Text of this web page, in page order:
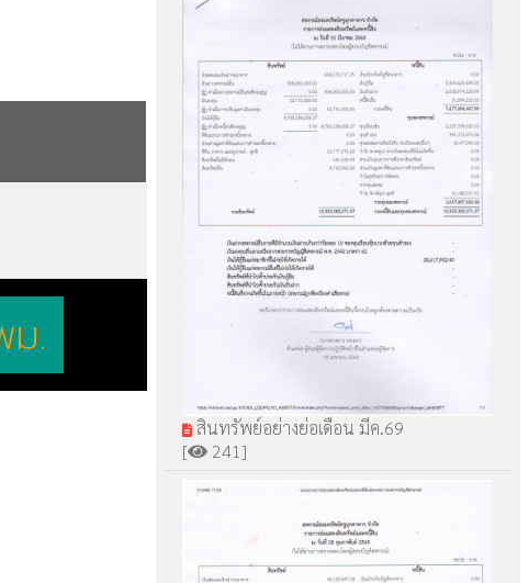
.
สินทรัพย์อย่างย่อเดือน มีค.69
[
241]